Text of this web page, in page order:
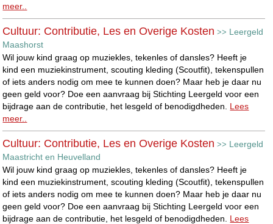
meer..
Cultuur: Contributie, Les en Overige Kosten >> Leergeld
Maashorst
Wil jouw kind graag op muziekles, tekenles of dansles? Heeft je
kind een muziekinstrument, scouting kleding (Scoutfit), tekenspullen
of iets anders nodig om mee te kunnen doen? Maar heb je daar nu
geen geld voor? Doe een aanvraag bij Stichting Leergeld voor een
bijdrage aan de contributie, het lesgeld of benodigdheden. Lees
meer..
Cultuur: Contributie, Les en Overige Kosten >> Leergeld
Maastricht en Heuvelland
Wil jouw kind graag op muziekles, tekenles of dansles? Heeft je
kind een muziekinstrument, scouting kleding (Scoutfit), tekenspullen
of iets anders nodig om mee te kunnen doen? Maar heb je daar nu
geen geld voor? Doe een aanvraag bij Stichting Leergeld voor een
bijdrage aan de contributie, het lesgeld of benodigdheden. Lees